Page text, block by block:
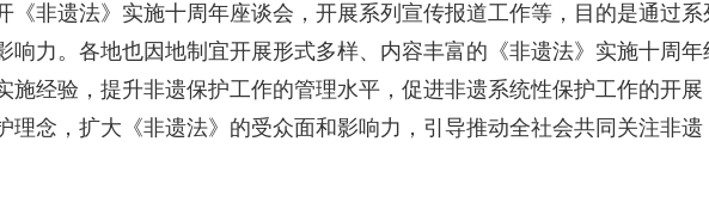
《非遗法》实施十周年座谈会，开展系列宣传报道工作等，目的是通过系
响力。各地也因地制宜开展形式多样、内容丰富的《非遗法》实施十周
施经验，提升非遗保护工作的管理水平，促进非遗系统性保护工作的开
理念，扩大《非遗法》的受众面和影响力，引导推动全社会共同关注非遗